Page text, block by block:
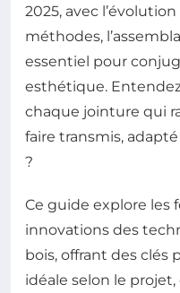
2025, avec
méthodes,
essentiel pour
esthétique.
chaque jointure qui
faire transmis,
?
Ce guide explore les
innovations des
bois, offrant des clés
idéale selon le projet,